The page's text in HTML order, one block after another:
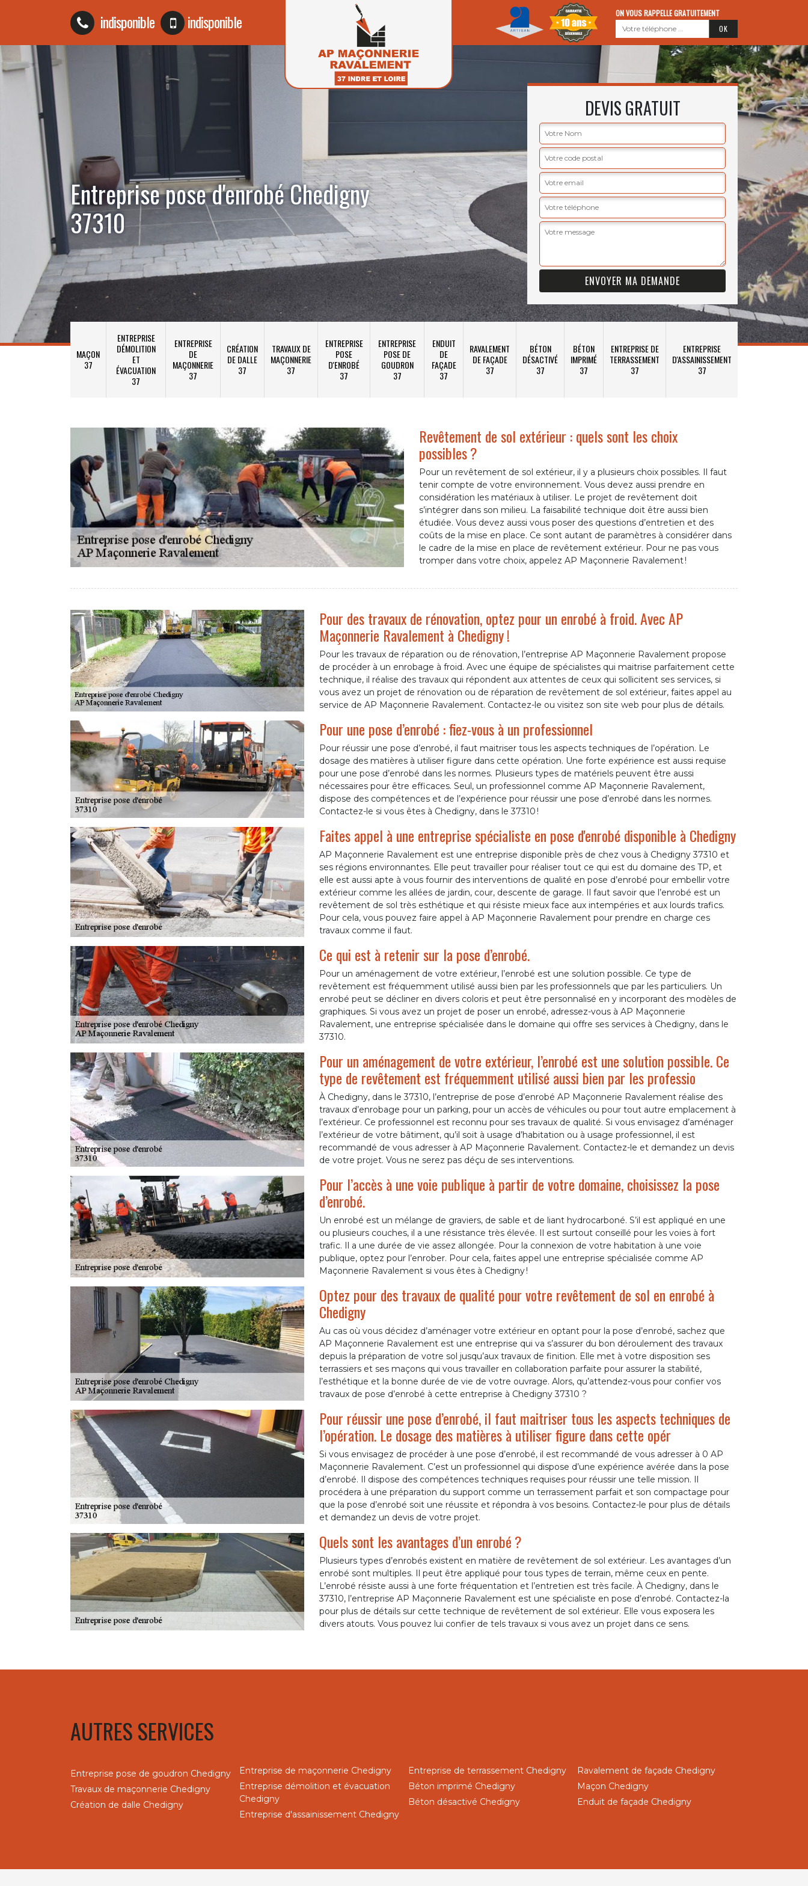
indisponible indisponible ON VOUS RAPPELLE GRATUITEMENT
Entreprise pose d'enrobé Chedigny
37310
DEVIS GRATUIT
MAÇON
37
ENTREPRISE
DÉMOLITION
ET
ÉVACUATION
37
ENTREPRISE
DE
MAÇONNERIE
37
CRÉATION
DE DALLE
37
TRAVAUX DE
MAÇONNERIE
37
ENTREPRISE
POSE
D'ENROBÉ
37
ENTREPRISE
POSE DE
GOUDRON
37
ENDUIT
DE
FAÇADE
37
RAVALEMENT
DE FAÇADE
37
BÉTON
DÉSACTIVÉ
37
BÉTON
IMPRIMÉ
37
ENTREPRISE DE
TERRASSEMENT
37
ENTREPRISE
D'ASSAINISSEMENT
37
Revêtement de sol extérieur : quels sont les choix
possibles ?
Pour un revêtement de sol extérieur, il y a plusieurs choix possibles. Il faut
tenir compte de votre environnement. Vous devez aussi prendre en
considération les matériaux à utiliser. Le projet de revêtement doit
s’intégrer dans son milieu. La faisabilité technique doit être aussi bien
étudiée. Vous devez aussi vous poser des questions d’entretien et des
coûts de la mise en place. Ce sont autant de paramètres à considérer dans
le cadre de la mise en place de revêtement extérieur. Pour ne pas vous
tromper dans votre choix, appelez AP Maçonnerie Ravalement !
Pour des travaux de rénovation, optez pour un enrobé à froid. Avec AP
Maçonnerie Ravalement à Chedigny !
Pour les travaux de réparation ou de rénovation, l’entreprise AP Maçonnerie Ravalement propose
de procéder à un enrobage à froid. Avec une équipe de spécialistes qui maitrise parfaitement cette
technique, il réalise des travaux qui répondent aux attentes de ceux qui sollicitent ses services, si
vous avez un projet de rénovation ou de réparation de revêtement de sol extérieur, faites appel au
service de AP Maçonnerie Ravalement. Contactez-le ou visitez son site web pour plus de détails.
Pour une pose d’enrobé : fiez-vous à un professionnel
Pour réussir une pose d’enrobé, il faut maitriser tous les aspects techniques de l’opération. Le
dosage des matières à utiliser figure dans cette opération. Une forte expérience est aussi requise
pour une pose d’enrobé dans les normes. Plusieurs types de matériels peuvent être aussi
nécessaires pour être efficaces. Seul, un professionnel comme AP Maçonnerie Ravalement,
dispose des compétences et de l’expérience pour réussir une pose d’enrobé dans les normes.
Contactez-le si vous êtes à Chedigny, dans le 37310 !
Faites appel à une entreprise spécialiste en pose d'enrobé disponible à Chedigny
AP Maçonnerie Ravalement est une entreprise disponible près de chez vous à Chedigny 37310 et
ses régions environnantes. Elle peut travailler pour réaliser tout ce qui est du domaine des TP, et
elle est aussi apte à vous fournir des interventions de qualité en pose d’enrobé pour embellir votre
extérieur comme les allées de jardin, cour, descente de garage. Il faut savoir que l’enrobé est un
revêtement de sol très esthétique et qui résiste mieux face aux intempéries et aux lourds trafics.
Pour cela, vous pouvez faire appel à AP Maçonnerie Ravalement pour prendre en charge ces
travaux comme il faut.
Ce qui est à retenir sur la pose d’enrobé.
Pour un aménagement de votre extérieur, l’enrobé est une solution possible. Ce type de
revêtement est fréquemment utilisé aussi bien par les professionnels que par les particuliers. Un
enrobé peut se décliner en divers coloris et peut être personnalisé en y incorporant des modèles de
graphiques. Si vous avez un projet de poser un enrobé, adressez-vous à AP Maçonnerie
Ravalement, une entreprise spécialisée dans le domaine qui offre ses services à Chedigny, dans le
37310.
Pour un aménagement de votre extérieur, l’enrobé est une solution possible. Ce
type de revêtement est fréquemment utilisé aussi bien par les professio
À Chedigny, dans le 37310, l’entreprise de pose d’enrobé AP Maçonnerie Ravalement réalise des
travaux d’enrobage pour un parking, pour un accès de véhicules ou pour tout autre emplacement à
l’extérieur. Ce professionnel est reconnu pour ses travaux de qualité. Si vous envisagez d’aménager
l’extérieur de votre bâtiment, qu’il soit à usage d’habitation ou à usage professionnel, il est
recommandé de vous adresser à AP Maçonnerie Ravalement. Contactez-le et demandez un devis
de votre projet. Vous ne serez pas déçu de ses interventions.
Pour l’accès à une voie publique à partir de votre domaine, choisissez la pose
d’enrobé.
Un enrobé est un mélange de graviers, de sable et de liant hydrocarboné. S’il est appliqué en une
ou plusieurs couches, il a une résistance très élevée. Il est surtout conseillé pour les voies à fort
trafic. Il a une durée de vie assez allongée. Pour la connexion de votre habitation à une voie
publique, optez pour l’enrober. Pour cela, faites appel une entreprise spécialisée comme AP
Maçonnerie Ravalement si vous êtes à Chedigny !
Optez pour des travaux de qualité pour votre revêtement de sol en enrobé à
Chedigny
Au cas où vous décidez d’aménager votre extérieur en optant pour la pose d’enrobé, sachez que
AP Maçonnerie Ravalement est une entreprise qui va s’assurer du bon déroulement des travaux
depuis la préparation de votre sol jusqu’aux travaux de finition. Elle met à votre disposition ses
terrassiers et ses maçons qui vous travailler en collaboration parfaite pour assurer la stabilité,
l’esthétique et la bonne durée de vie de votre ouvrage. Alors, qu’attendez-vous pour confier vos
travaux de pose d’enrobé à cette entreprise à Chedigny 37310 ?
Pour réussir une pose d’enrobé, il faut maitriser tous les aspects techniques de
l’opération. Le dosage des matières à utiliser figure dans cette opér
Si vous envisagez de procéder à une pose d’enrobé, il est recommandé de vous adresser à 0 AP
Maçonnerie Ravalement. C’est un professionnel qui dispose d’une expérience avérée dans la pose
d’enrobé. Il dispose des compétences techniques requises pour réussir une telle mission. Il
procédera à une préparation du support comme un terrassement parfait et son compactage pour
que la pose d’enrobé soit une réussite et répondra à vos besoins. Contactez-le pour plus de détails
et demandez un devis de votre projet.
Quels sont les avantages d’un enrobé ?
Plusieurs types d’enrobés existent en matière de revêtement de sol extérieur. Les avantages d’un
enrobé sont multiples. Il peut être appliqué pour tous types de terrain, même ceux en pente.
L’enrobé résiste aussi à une forte fréquentation et l’entretien est très facile. À Chedigny, dans le
37310, l’entreprise AP Maçonnerie Ravalement est une spécialiste en pose d’enrobé. Contactez-la
pour plus de détails sur cette technique de revêtement de sol extérieur. Elle vous exposera les
divers atouts. Vous pouvez lui confier de tels travaux si vous avez un projet dans ce sens.
AUTRES SERVICES
Entreprise pose de goudron Chedigny
Travaux de maçonnerie Chedigny
Création de dalle Chedigny
Entreprise de maçonnerie Chedigny
Entreprise démolition et évacuation
Chedigny
Entreprise d'assainissement Chedigny
Entreprise de terrassement Chedigny
Béton imprimé Chedigny
Béton désactivé Chedigny
Ravalement de façade Chedigny
Maçon Chedigny
Enduit de façade Chedigny